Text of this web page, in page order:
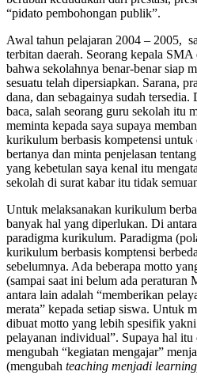
“pidato pembohongan publik”.
Awal tahun pelajaran 2004 – 2005,
terbitan daerah. Seorang kepala
bahwa sekolahnya benar-benar siap
sesuatu telah dipersiapkan. Sarana,
dana, dan sebagainya sudah
baca, salah seorang guru sekolah itu
meminta kepada saya supaya
kurikulum berbasis kompetensi
bertanya dan minta penjelasan
yang kebetulan saya kenal itu
sekolah di surat kabar itu tidak
Untuk melaksanakan kurikulum
banyak hal yang diperlukan. Di
paradigma kurikulum. Paradigma
kurikulum berbasis komptensi
sebelumnya. Ada beberapa motto
(sampai saat ini belum ada
antara lain adalah “memberikan
merata” kepada setiap siswa. Untuk
dibuat motto yang lebih spesifik
pelayanan individual”. Supaya hal itu
mengubah “kegiatan mengajar”
(mengubah teaching menjadi